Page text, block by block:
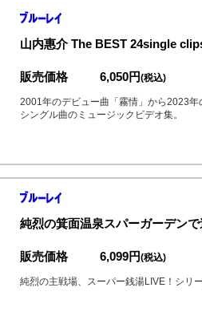
山内惠介 The BEST 24single
販売価格 6,050円(税込)
2001年のデビュー曲「霧情」から2023
シングル曲のミュージックビデオ集。
純烈の箕面温泉スパーガーデン
販売価格 6,099円(税込)
純烈の主戦場、スーパー銭湯LIVE！シリ